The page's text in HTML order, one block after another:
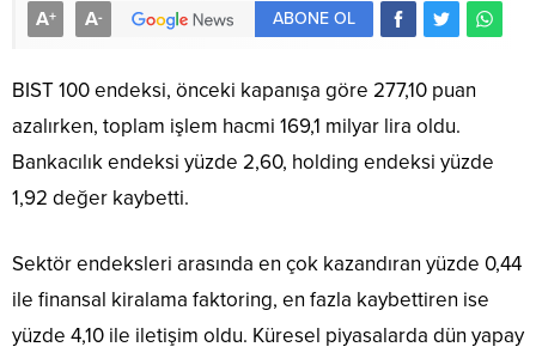
A+ A- ABONE OL
BIST 100 endeksi, önceki kapanışa göre 277,10 puan
azalırken, toplam işlem hacmi 169,1 milyar lira oldu.
Bankacılık endeksi yüzde 2,60, holding endeksi yüzde
1,92 değer kaybetti.
Sektör endeksleri arasında en çok kazandıran yüzde 0,44
ile finansal kiralama faktoring, en fazla kaybettiren ise
yüzde 4,10 ile iletişim oldu. Küresel piyasalarda dün yapay